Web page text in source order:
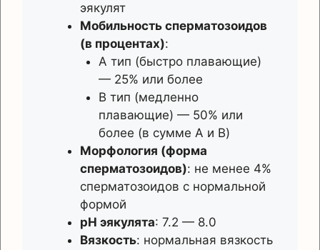
эякулят
Мобильность сперматозоидов
(в процентах):
A тип (быстро плавающие)
— 25% или более
B тип (медленно
плавающие) — 50% или
более (в сумме A и B)
Морфология (форма
сперматозоидов): не менее 4%
сперматозоидов с нормальной
формой
pH эякулята: 7.2 — 8.0
Вязкость: нормальная вязкость